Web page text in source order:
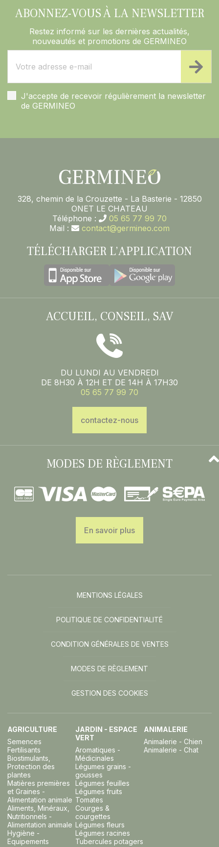
ABONNEZ-VOUS À LA NEWSLETTER
Restez informé sur les dernières actualités,
nouveautés et promotions de GERMINEO
J'accepte de recevoir régulièrement la newsletter
de GERMINEO
328, chemin de la Crouzette - La Basterie - 12850
ONET LE CHATEAU
Téléphone :
05 65 77 99 70
Mail :
contact@germineo.com
TÉLÉCHARGER L’APPLICATION
ACCUEIL, CONSEIL, SAV
DU LUNDI AU VENDREDI
DE 8H30 À 12H ET DE 14H À 17H30
05 65 77 99 70
contactez-nous
MODES DE RÈGLEMENT
En savoir plus
MENTIONS LÉGALES
POLITIQUE DE CONFIDENTIALITÉ
CONDITION GÉNÉRALES DE VENTES
MODES DE RÈGLEMENT
GESTION DES COOKIES
AGRICULTURE
Semences
Fertilisants
Biostimulants,
Protection des
plantes
Matières premières
et Graines -
Alimentation animale
Aliments, Minéraux,
Nutritionnels -
Alimentation animale
Hygiène -
Equipements
JARDIN - ESPACE
VERT
Aromatiques -
Médicinales
Légumes grains -
gousses
Légumes feuilles
Légumes fruits
Tomates
Courges &
courgettes
Légumes fleurs
Légumes racines
Tubercules potagers
ANIMALERIE
Animalerie - Chien
Animalerie - Chat